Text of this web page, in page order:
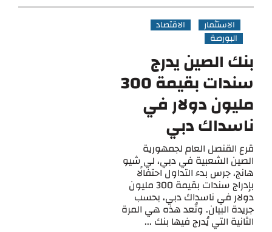
الاستثمار
الاقتصاد
البورصة
بنك الصين يدرج
سندات بقيمة 300
مليون دولار في
ناسداك دبي
قرع القنصل العام لجمهورية
الصين الشعبية في دبي، لي شيو
هانج، جرس بدء التداول احتفالًا
بإدراج سندات بقيمة 300 مليون
دولار في ناسداك دبي، بحسب
جريدة البيان. وتُعد هذه هي المرة
الثانية التي يُدرج فيها بنك ...